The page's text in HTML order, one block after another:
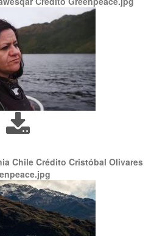
Chile Crédito Cristóbal Olivares